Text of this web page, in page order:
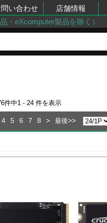
問い合わせ 店舗情報
・eXcomputer製品を除く）
件中1 - 24 件を表示
4 5 6 7 8 > 最後>>